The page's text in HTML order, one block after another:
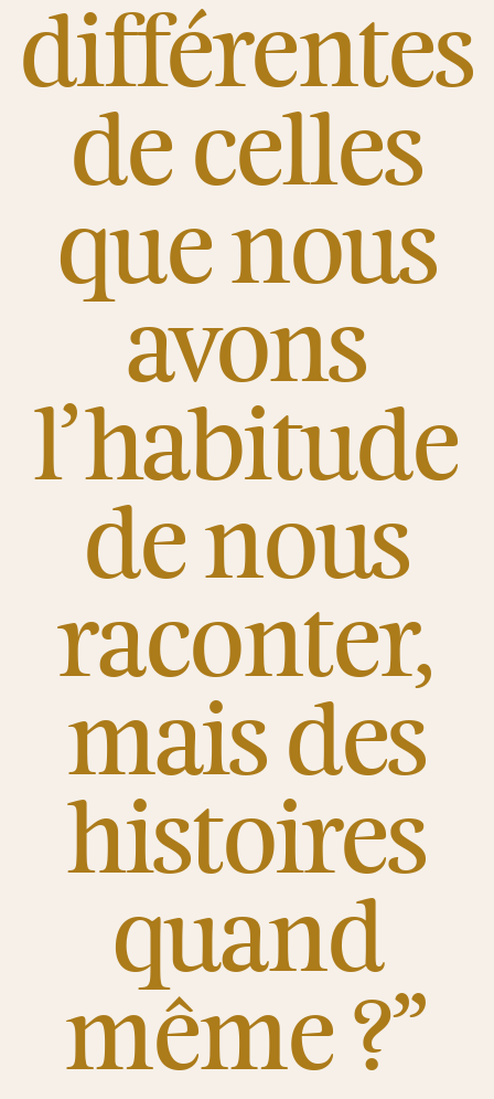
différentes
de celles
que nous
avons
l’habitude
de nous
raconter,
mais des
histoires
quand
même ?”